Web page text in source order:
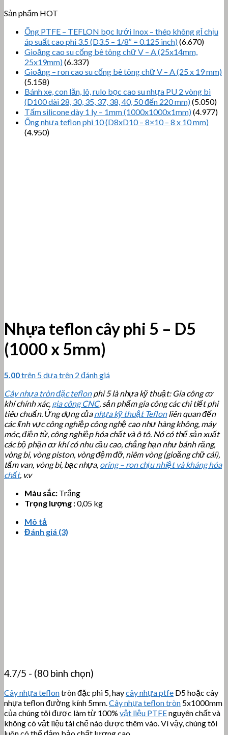
Sản phẩm HOT
Ống PTFE – TEFLON bọc lưới Inox – thép không gỉ chịu
áp suất cao phi 3.5 (D3.5 – 1/8″ = 0.125 inch)(6.670)
Gioăng cao su cống bê tông chữ V – A (25x14mm,
25x19mm)(6.337)
Gioăng – ron cao su cống bê tông chữ V – A (25 x 19 mm)
(5.158)
Bánh xe, con lăn, lô, rulo bọc cao su nhựa PU 2 vòng bi
(D100 dài 28, 30, 35, 37, 38, 40, 50 đến 220 mm)(5.050)
Tấm silicone dày 1 ly – 1mm (1000x1000x1mm)(4.977)
Ống nhựa teflon phi 10 (D8xD10 – 8×10 – 8 x 10 mm)
(4.950)
Nhựa teflon cây phi 5 – D5
(1000 x 5mm)
5.00trên 5 dựa trên 2 đánh giá
Cây nhựa tròn đặc teflonphi 5 là nhựa kỹ thuật: Gia công cơ
khí chính xác, gia công CNC, sản phẩm gia công các chi tiết phi
tiêu chuẩn. Ứng dụng củanhựa kỹ thuật Teflonliên quan đến
các lĩnh vực công nghiệp công nghệ cao như hàng không, máy
móc, điện tử, công nghiệp hóa chất và ô tô. Nó có thể sản xuất
các bộ phận cơ khí có nhu cầu cao, chẳng hạn như bánh răng,
vòng bi, vòng piston, vòng đệm đỡ, niêm vòng (gioăng chữ cái),
tấm van, vòng bi, bạc nhựa, oring – ron chịu nhiệt và kháng hóa
chất, v.v
Màu sắc: Trắng
Trọng lượng :0,05 kg
Mô tả
Đánh giá (3)
4.7/5 - (80 bình chọn)
Cây nhựa teflontròn đặc phi 5, haycây nhựa ptfe D5 hoặc cây
nhựa teflon đường kính 5mm.Cây nhựa teflon tròn 5x1000mm
của chúng tôi được làm từ 100% vật liệu PTFEnguyên chất và
không có vật liệu tái chế nào được thêm vào. Vì vậy, chúng tôi